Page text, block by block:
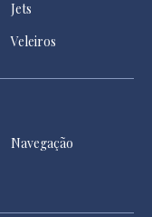
Jets
Veleiros
Navegação